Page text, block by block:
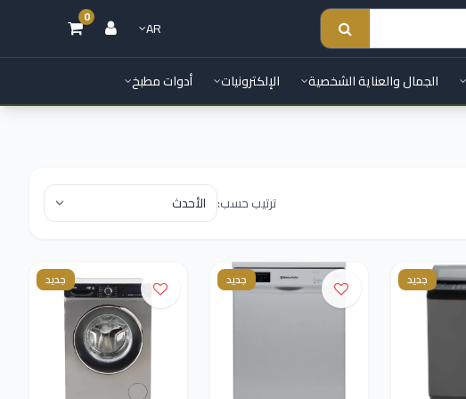
AR
0
الجمال والعناية الشخصية الإلكترونيات أدوات مطبخ
ترتيب حسب:
جديد جديد جديد